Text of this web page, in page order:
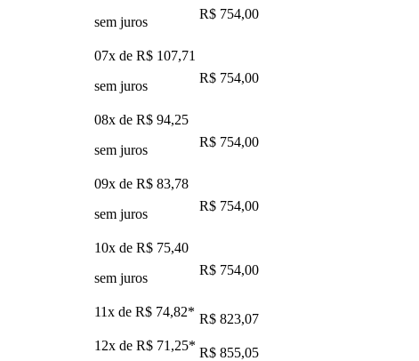
sem juros
R$ 754,00
07x de R$ 107,71
sem juros
R$ 754,00
08x de R$ 94,25
sem juros
R$ 754,00
09x de R$ 83,78
sem juros
R$ 754,00
10x de R$ 75,40
sem juros
R$ 754,00
11x de R$ 74,82* R$ 823,07
12x de R$ 71,25* R$ 855,05